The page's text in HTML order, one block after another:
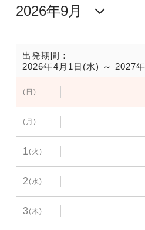
出発期間：
2026年4月1日(水) ～ 2027
(日)
(月)
1(火)
2(水)
3(木)